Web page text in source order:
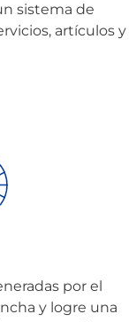
sistema de
artículos y
por el
y logre una